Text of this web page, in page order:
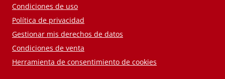
Condiciones de uso
Política de privacidad
Gestionar mis derechos de datos
Condiciones de venta
Herramienta de consentimiento de cookies